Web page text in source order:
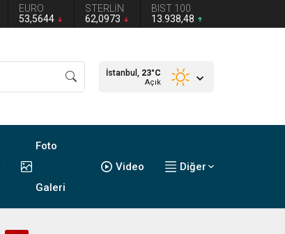
EURO
53,5644
STERLİN
62,0973
BIST 100
13.938,48
İstanbul, 23°C
Açık
Foto
Galeri
Video Diğer